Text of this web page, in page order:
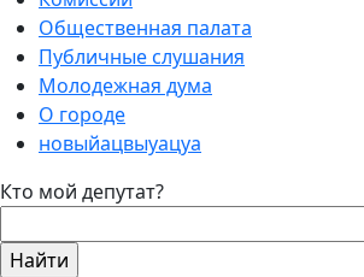
Общественная палата
Публичные слушания
Молодежная дума
О городе
новыйацвыуацуа
Кто мой депутат?